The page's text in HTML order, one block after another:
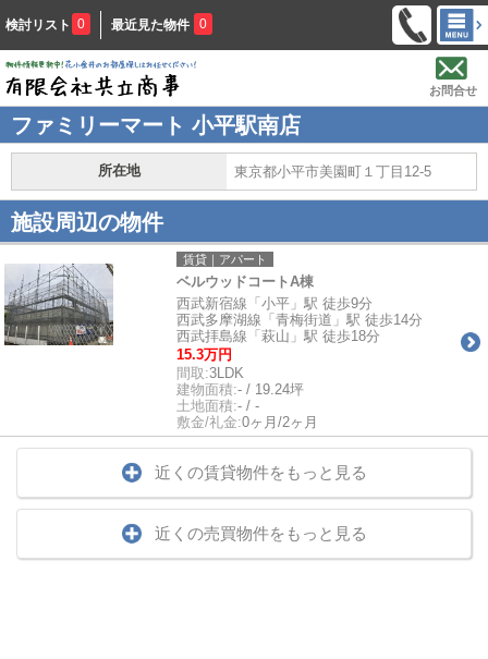
検討リスト 0 最近見た物件 0
お問合せ
ファミリーマート 小平駅南店
所在地 東京都小平市美園町１丁目12-5
施設周辺の物件
賃貸｜アパート
ベルウッドコートA棟
西武新宿線「小平」駅 徒歩9分
西武多摩湖線「青梅街道」駅 徒歩14分
西武拝島線「萩山」駅 徒歩18分
15.3万円
間取:3LDK
建物面積:- / 19.24坪
土地面積:- / -
敷金/礼金:0ヶ月/2ヶ月
近くの賃貸物件をもっと見る
近くの売買物件をもっと見る